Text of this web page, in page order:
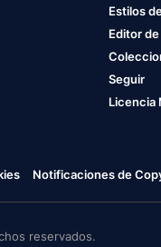
Estilos
Editor
Seguir
Licencia
Notificaciones de
reservados.